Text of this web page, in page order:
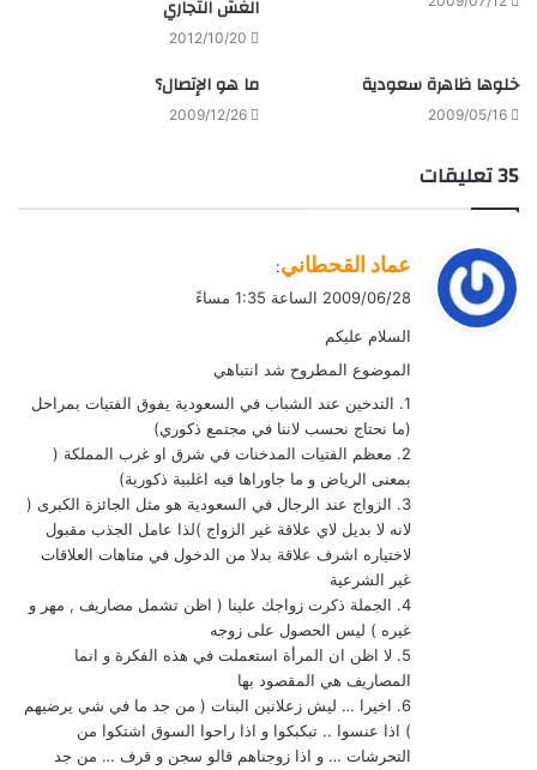
الغش التجاري
2012/10/20
خلوها ظاهرة سعودية
2009/05/16
ما هو الإتصال؟
2009/12/26
‫35 تعليقات
ي
ل
عماد القحطاني:
2009/06/28 الساعة 1:35 مساءً
السلام عليكم
الموضوع المطروح شد انتباهي
1. التدخين عند الشباب في السعودية يفوق الفتيات بمراحل
(ما نحتاج نحسب لاننا في مجتمع ذكوري)
2. معظم الفتيات المدخنات في شرق او غرب المملكة (
بمعنى الرياض و ما جاوراها فيه اغلبية ذكورية)
3. الزواج عند الرجال في السعودية هو مثل الجائزة الكبرى (
لانه لا بديل لاي علاقة غير الزواج )لذا عامل الجذب مقبول
لاختياره اشرف علاقة بدلا من الدخول في متاهات العلاقات
غير الشرعية
4. الجملة ذكرت زواجك علينا ( اظن تشمل مصاريف , مهر و
غيره ) ليس الحصول على زوجه
5. لا اظن ان المرأة استعملت في هذه الفكرة و انما
المصاريف هي المقصود بها
6. اخيرا … ليش زعلانين البنات ( من جد ما في شي يرضيهم
) اذا عنسوا .. تبكبكوا و اذا راحوا السوق اشتكوا من
التحرشات … و اذا زوجناهم قالو سجن و قرف … من جد